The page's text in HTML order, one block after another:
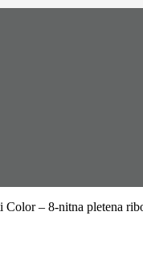
– 8-nitna pletena